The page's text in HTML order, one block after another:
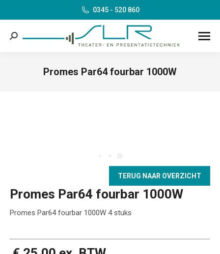
0345 - 520 860
Search:
Promes Par64 fourbar 1000W
TERUG NAAR OVERZICHT
Promes Par64 fourbar 1000W
Promes Par64 fourbar 1000W 4 stuks